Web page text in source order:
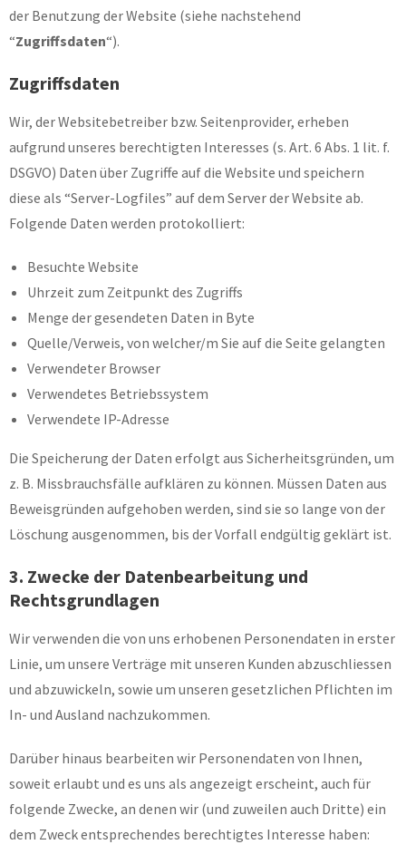
der Benutzung der Website (siehe nachstehend
“Zugriffsdaten“).
Zugriffsdaten
Wir, der Websitebetreiber bzw. Seitenprovider, erheben
aufgrund unseres berechtigten Interesses (s. Art. 6 Abs. 1 lit. f.
DSGVO) Daten über Zugriffe auf die Website und speichern
diese als “Server-Logfiles” auf dem Server der Website ab.
Folgende Daten werden protokolliert:
Besuchte Website
Uhrzeit zum Zeitpunkt des Zugriffs
Menge der gesendeten Daten in Byte
Quelle/Verweis, von welcher/m Sie auf die Seite gelangten
Verwendeter Browser
Verwendetes Betriebssystem
Verwendete IP-Adresse
Die Speicherung der Daten erfolgt aus Sicherheitsgründen, um
z. B. Missbrauchsfälle aufklären zu können. Müssen Daten aus
Beweisgründen aufgehoben werden, sind sie so lange von der
Löschung ausgenommen, bis der Vorfall endgültig geklärt ist.
3. Zwecke der Datenbearbeitung und
Rechtsgrundlagen
Wir verwenden die von uns erhobenen Personendaten in erster
Linie, um unsere Verträge mit unseren Kunden abzuschliessen
und abzuwickeln, sowie um unseren gesetzlichen Pflichten im
In- und Ausland nachzukommen.
Darüber hinaus bearbeiten wir Personendaten von Ihnen,
soweit erlaubt und es uns als angezeigt erscheint, auch für
folgende Zwecke, an denen wir (und zuweilen auch Dritte) ein
dem Zweck entsprechendes berechtigtes Interesse haben: